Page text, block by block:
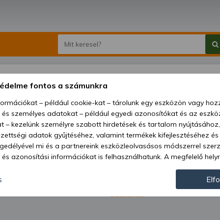
Kapni szeretném a Kelet-Agro Kft.
hírlevélben. Megerősítem, hogy
fontos a számunkra
– például cookie-kat – tárolunk egy eszközön vagy
személyes adatokat – például egyedi azonosítókat és az
– kezelünk személyre szabott hirdetések és tartalom
adatok gyűjtéséhez, valamint termékek kifejlesztéséhez
mi és a partnereink eszközleolvasásos módszerrel
azonosítási információkat is felhasználhatunk. A megfelelő
mi és a partnereink a fent leírtak szerint adatkezelést
megadása vagy elutasítása előtt részletesebb
Felhívjuk figyelmét, hogy személyes adatainak bizonyos
Ön hozzájárulása, de jogában áll tiltakozni az ilyen jellegű